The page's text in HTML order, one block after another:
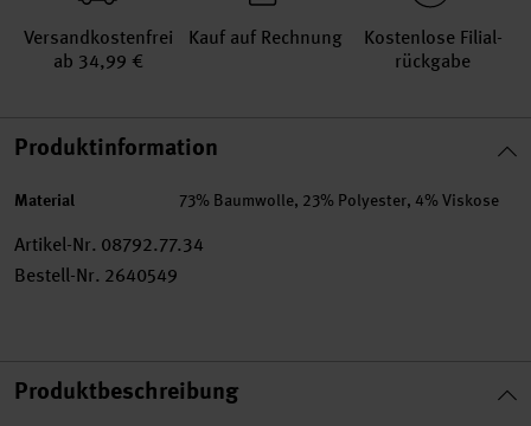
Versand­kosten­frei
ab 34,99 €
Kauf auf Rechnung
Kosten­lose Filial­
rückgabe
Produktinformation
Material 73% Baumwolle, 23% Polyester, 4% Viskose
Artikel-Nr. 08792.77.34
Bestell-Nr. 2640549
Produktbeschreibung